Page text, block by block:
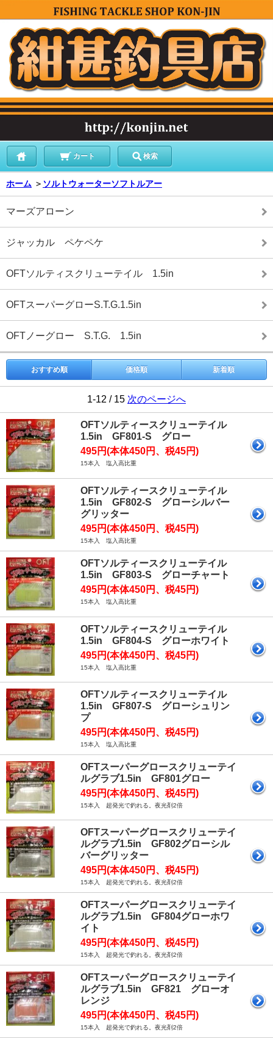
カート 検索
ホーム ＞ ソルトウォーターソフトルアー
マーズアローン
ジャッカル ペケペケ
OFTソルティスクリューテイル 1.5in
OFTスーパーグローS.T.G.1.5in
OFTノーグロー S.T.G. 1.5in
おすすめ順 価格順 新着順
1-12 / 15 次のページへ
OFTソルティースクリューテイル
1.5in GF801-S グロー
495円(本体450円、税45円)
15本入 塩入高比重
OFTソルティースクリューテイル
1.5in GF802-S グローシルバー
グリッター
495円(本体450円、税45円)
15本入 塩入高比重
OFTソルティースクリューテイル
1.5in GF803-S グローチャート
495円(本体450円、税45円)
15本入 塩入高比重
OFTソルティースクリューテイル
1.5in GF804-S グローホワイト
495円(本体450円、税45円)
15本入 塩入高比重
OFTソルティースクリューテイル
1.5in GF807-S グローシュリン
プ
495円(本体450円、税45円)
15本入 塩入高比重
OFTスーパーグロースクリューテイ
ルグラブ1.5in GF801グロー
495円(本体450円、税45円)
15本入 超発光で釣れる。夜光剤2倍
OFTスーパーグロースクリューテイ
ルグラブ1.5in GF802グローシル
バーグリッター
495円(本体450円、税45円)
15本入 超発光で釣れる。夜光剤2倍
OFTスーパーグロースクリューテイ
ルグラブ1.5in GF804グローホワ
イト
495円(本体450円、税45円)
15本入 超発光で釣れる。夜光剤2倍
OFTスーパーグロースクリューテイ
ルグラブ1.5in GF821 グローオ
レンジ
495円(本体450円、税45円)
15本入 超発光で釣れる。夜光剤2倍